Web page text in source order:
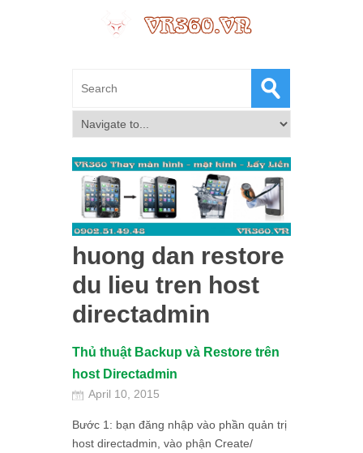
huong dan restore
du lieu tren host
directadmin
Thủ thuật Backup và Restore trên
host Directadmin
April 10, 2015
Bước 1: bạn đăng nhập vào phần quản trị
host directadmin, vào phận Create/